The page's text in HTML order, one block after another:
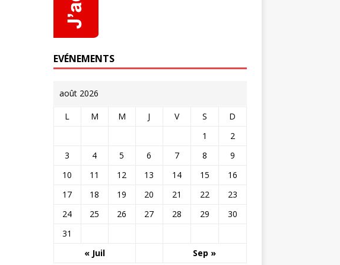
EVÉNEMENTS
août 2026
L M M J V S
D
1
2
3
4 5 6 7 8
9
10
11 12 13 14 15
16
17
18 19 20 21 22
23
24
25 26 27 28 29
30
31
« Juil
Sep »